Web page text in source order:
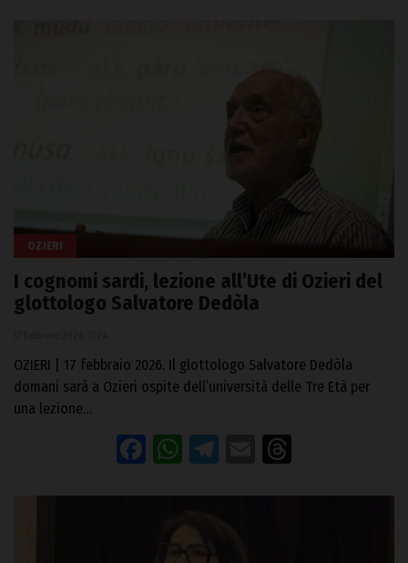
OZIERI
I cognomi sardi, lezione all’Ute di Ozieri del
glottologo Salvatore Dedòla
OZIERI | 17 febbraio 2026. Il glottologo Salvatore Dedòla
domani sarà a Ozieri ospite dell’università delle Tre Età per
una lezione…
Facebook
WhatsApp
Telegram
Email